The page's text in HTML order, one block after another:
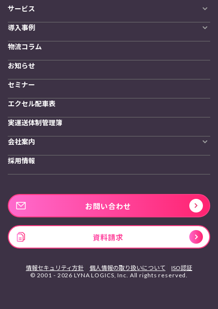
サービス
LYNA DXプラットフォーム
発着管理オプション
訪問計画
物流拠点最適化
開発者向けサービス
導入事例
導入をご検討の方へ
物流コラム
お知らせ
セミナー
エクセル配車表
実運送体制管理簿
会社案内
私たちの想い
採用情報
お問い合わせ
資料請求
© 2001 - 2026 LYNA LOGICS, Inc. All rights reserved.
情報セキュリティ方針 個人情報の取り扱いについて ISO認証